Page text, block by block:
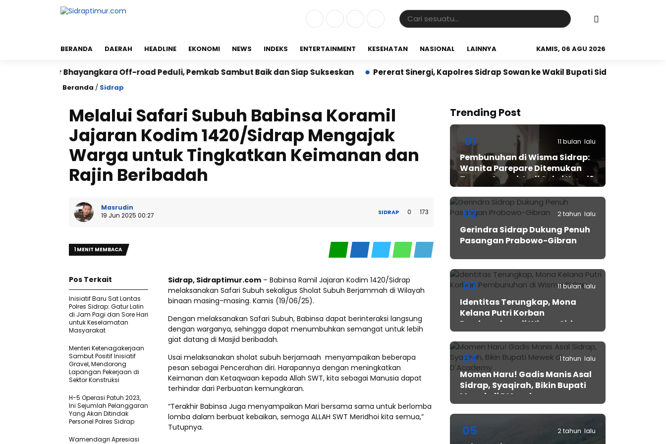
BERANDA DAERAH HEADLINE EKONOMI NEWS INDEKS ENTERTAINMENT KESEHATAN NASIONAL LAINNYA KAMIS, 06 AGU 2026
Jalur Bhayangkara Off-road Peduli, Pemkab Sambut Baik dan Siap Sukseskan Pererat Sinergi, Kapolres Sidrap Sowan ke Wakil Bupati Sidrap
Beranda / Sidrap
Melalui Safari Subuh Babinsa Koramil
Jajaran Kodim 1420/Sidrap Mengajak
Warga untuk Tingkatkan Keimanan dan
Rajin Beribadah
Masrudin
19 Jun 2025 00:27
SIDRAP 0 173
1 MENIT MEMBACA
Sidrap, Sidraptimur.com – Babinsa Ramil Jajaran Kodim 1420/Sidrap
melaksanakan Safari Subuh sekaligus Sholat Subuh Berjammah di Wilayah
binaan masing-masing. Kamis (19/06/25).
Dengan melaksanakan Safari Subuh, Babinsa dapat berinteraksi langsung
dengan warganya, sehingga dapat menumbuhkan semangat untuk lebih
giat datang di Masjid beribadah.
Usai melaksanakan sholat subuh berjamaah menyampaikan beberapa
pesan sebagai Pencerahan diri. Harapannya dengan meningkatkan
Keimanan dan Ketaqwaan kepada Allah SWT, kita sebagai Manusia dapat
terhindar dari Perbuatan kemungkaran.
“Terakhir Babinsa Juga menyampaikan Mari bersama sama untuk berlomba
lomba dalam berbuat kebaikan, semoga ALLAH SWT Meridhoi kita semua,”
Tutupnya.
Pos Terkait
Inisiatif Baru Sat Lantas
Polres Sidrap: Gatur Lalin
di Jam Pagi dan Sore Hari
untuk Keselamatan
Masyarakat
Menteri Ketenagakerjaan
Sambut Positif Inisiatif
Gravel, Mendorong
Lapangan Pekerjaan di
Sektor Konstruksi
H-5 Operasi Patuh 2023,
Ini Sejumlah Pelanggaran
Yang Akan Ditindak
Personel Polres Sidrap
Wamendagri Apresiasi
Trending Post
01 11 bulan lalu
Pembunuhan di Wisma Sidrap:
Wanita Parepare Ditemukan
Tewas, Suami Jadi Saksi Kunci?
02 2 tahun lalu
Gerindra Sidrap Dukung Penuh
Pasangan Prabowo-Gibran
03 11 bulan lalu
Identitas Terungkap, Mona
Kelana Putri Korban
Pembunuhan di Wisma Sidrap
04 1 tahun lalu
Momen Haru! Gadis Manis Asal
Sidrap, Syaqirah, Bikin Bupati
Mewek di D’Academy​
05 2 tahun lalu